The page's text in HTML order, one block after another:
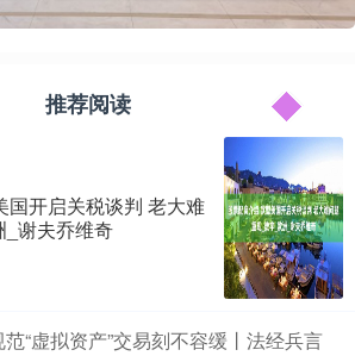
推荐阅读
国开启关税谈判 老大难
_谢夫乔维奇
“虚拟资产”交易刻不容缓丨法经兵言